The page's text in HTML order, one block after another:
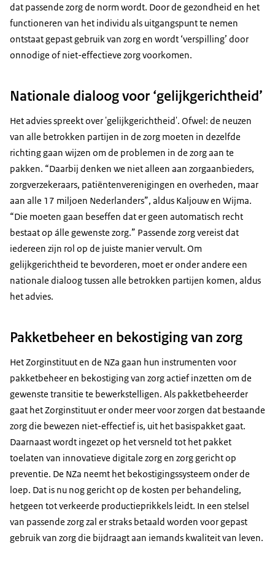
dat passende zorg de norm wordt. Door de gezondheid en het
functioneren van het individu als uitgangspunt te nemen
ontstaat gepast gebruik van zorg en wordt ‘verspilling’ door
onnodige of niet-effectieve zorg voorkomen.
Nationale dialoog voor ‘gelijkgerichtheid’
Het advies spreekt over 'gelijkgerichtheid'. Ofwel: de neuzen
van alle betrokken partijen in de zorg moeten in dezelfde
richting gaan wijzen om de problemen in de zorg aan te
pakken. “Daarbij denken we niet alleen aan zorgaanbieders,
zorgverzekeraars, patiëntenverenigingen en overheden, maar
aan alle 17 miljoen Nederlanders”, aldus Kaljouw en Wijma.
“Die moeten gaan beseffen dat er geen automatisch recht
bestaat op álle gewenste zorg.” Passende zorg vereist dat
iedereen zijn rol op de juiste manier vervult. Om
gelijkgerichtheid te bevorderen, moet er onder andere een
nationale dialoog tussen alle betrokken partijen komen, aldus
het advies.
Pakketbeheer en bekostiging van zorg
Het Zorginstituut en de NZa gaan hun instrumenten voor
pakketbeheer en bekostiging van zorg actief inzetten om de
gewenste transitie te bewerkstelligen. Als pakketbeheerder
gaat het Zorginstituut er onder meer voor zorgen dat bestaande
zorg die bewezen niet-effectief is, uit het basispakket gaat.
Daarnaast wordt ingezet op het versneld tot het pakket
toelaten van innovatieve digitale zorg en zorg gericht op
preventie. De NZa neemt het bekostigingssysteem onder de
loep. Dat is nu nog gericht op de kosten per behandeling,
hetgeen tot verkeerde productieprikkels leidt. In een stelsel
van passende zorg zal er straks betaald worden voor gepast
gebruik van zorg die bijdraagt aan iemands kwaliteit van leven.